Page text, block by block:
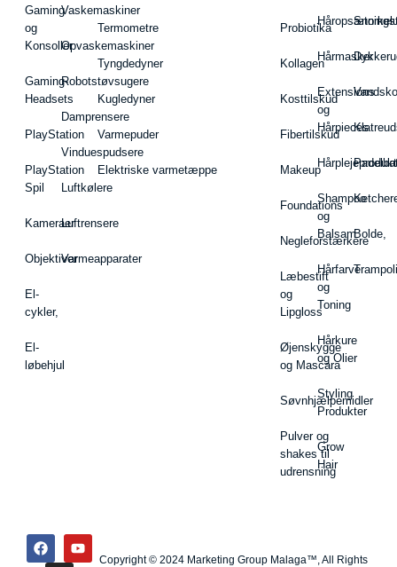
Gaming
og
Konsoller
Gaming-
Headsets
PlayStation
PlayStation
Spil
Kameraer
Objektiver
El-
cykler,
El-
løbehjul
Vaskemaskiner
Opvaskemaskiner
Robotstøvsugere
Damprensere
Vinduespudsere
Luftkølere
Luftrensere
Varmeapparater
Termometre
Tyngdedyner
Kugledyner
Varmepuder
Elektriske varmetæppe
Probiotika
Kollagen
Kosttilskud
Fibertilskud
Makeup
Foundations
Negleforstærkere
Læbestift
og
Lipgloss
Øjenskygge
og Mascara
Søvnhjælpemidler
Pulver og
shakes til
udrensning
Hårmasker
Extensions
og
Hårpieces
Shampoo
og
Balsam
Hårfarve
og
Toning
Hårkure
og Olier
Styling
Produkter
Grow
Hair
Vandsko
Bolde,
Copyright © 2024 Marketing Group Malaga™, All Rights